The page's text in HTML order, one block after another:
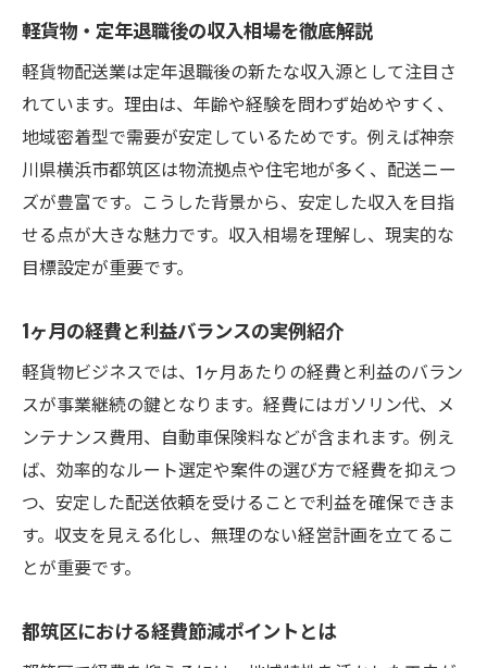
軽貨物・定年退職後の収入相場を徹底解説
軽貨物配送業は定年退職後の新たな収入源として注目さ
れています。理由は、年齢や経験を問わず始めやすく、
地域密着型で需要が安定しているためです。例えば神奈
川県横浜市都筑区は物流拠点や住宅地が多く、配送ニー
ズが豊富です。こうした背景から、安定した収入を目指
せる点が大きな魅力です。収入相場を理解し、現実的な
目標設定が重要です。
1ヶ月の経費と利益バランスの実例紹介
軽貨物ビジネスでは、1ヶ月あたりの経費と利益のバラン
スが事業継続の鍵となります。経費にはガソリン代、メ
ンテナンス費用、自動車保険料などが含まれます。例え
ば、効率的なルート選定や案件の選び方で経費を抑えつ
つ、安定した配送依頼を受けることで利益を確保できま
す。収支を見える化し、無理のない経営計画を立てるこ
とが重要です。
都筑区における経費節減ポイントとは